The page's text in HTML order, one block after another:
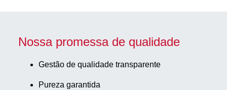
Nossa promessa de qualidade
Gestão de qualidade transparente
Pureza garantida